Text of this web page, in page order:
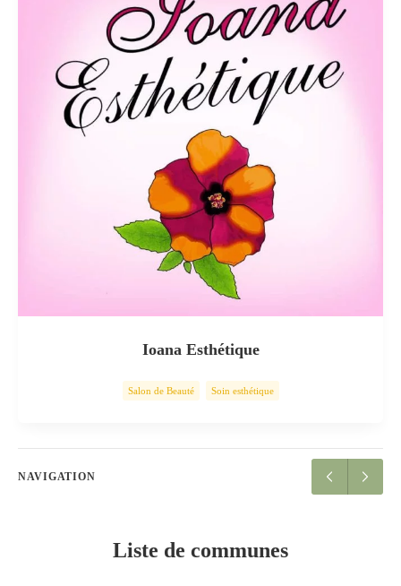
Ioana Esthétique
Salon de Beauté Soin esthétique
NAVIGATION
Liste de communes